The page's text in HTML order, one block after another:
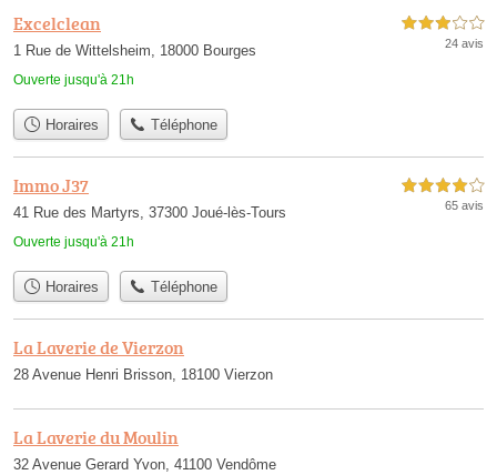
Excelclean
1 Rue de Wittelsheim, 18000 Bourges
Ouverte jusqu'à 21h
3,0 étoiles sur 5
24 avis
Horaires Téléphone
Immo J37
41 Rue des Martyrs, 37300 Joué-lès-Tours
Ouverte jusqu'à 21h
4,0 étoiles sur 5
65 avis
Horaires Téléphone
La Laverie de Vierzon
28 Avenue Henri Brisson, 18100 Vierzon
La Laverie du Moulin
32 Avenue Gerard Yvon, 41100 Vendôme